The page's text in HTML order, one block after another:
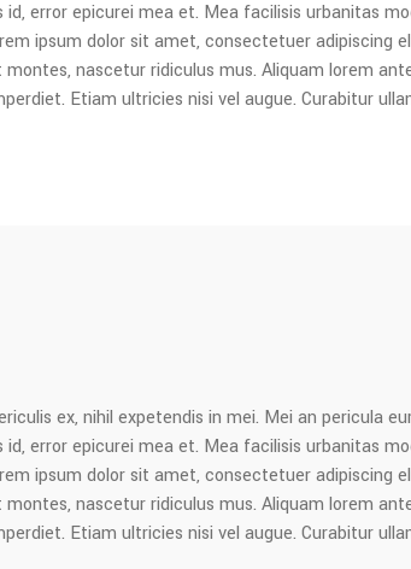
error epicurei mea et. Mea facilisis urbanitas
ipsum dolor sit amet, consectetuer adipiscing
nascetur ridiculus mus. Aliquam lorem
Etiam ultricies nisi vel augue. Curabitur
ex, nihil expetendis in mei. Mei an pericula
error epicurei mea et. Mea facilisis urbanitas
ipsum dolor sit amet, consectetuer adipiscing
nascetur ridiculus mus. Aliquam lorem
Etiam ultricies nisi vel augue. Curabitur